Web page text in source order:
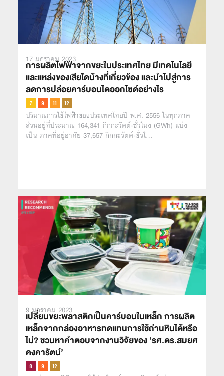
17 มกราคม 2023
การผลิตไฟฟ้าจากขยะในประเทศไทย มีเทคโนโลยี
และแหล่งของเสียใดบ้างที่เกี่ยวข้อง และนำไปสู่การ
ลดการปล่อยคาร์บอนไดออกไซด์อย่างไร
ปริมาณการใช้ไฟฟ้าของประเทศไทยปี พ.ศ. 2556 ในทุกภาค
ส่วนอยู่ที่ประมาณ 164,341 กิกกะวัตต์-ชั่วโมง (GWh) แบ่ง
เป็น ภาคที่อยู่อาศัย 37,657 กิกกะวัตต์-ชั่วโ…
9 มกราคม 2023
เปลี่ยนขยะพลาสติกเป็นคาร์บอนในเหล็ก การผลิต
เหล็กจากกล่องอาหารทดแทนการใช้ถ่านหินได้หรือ
ไม่? ชวนหาคำตอบจากงานวิจัยของ ‘รศ.ดร.สมยศ
คงคารัตน์’